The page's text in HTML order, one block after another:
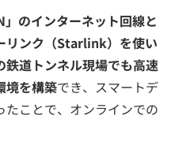
」のインターネット回線と
リンク（Starlink）を使い
鉄道トンネル現場でも高速
境を構築でき、スマートデ
ことで、オンラインでの